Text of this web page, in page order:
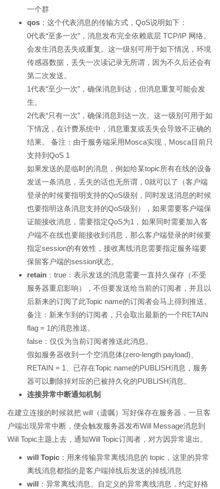
一个群
qos ：这个代表消息的传输方式，QoS说明如下：
0代表“至多一次”，消息发布完全依赖底层 TCP/IP 网络。
会发生消息丢失或重复。这一级别可用于如下情况，环境
传感器数据，丢失一次读记录无所谓，因为不久后还会有
第二次发送。
1代表“至少一次”，确保消息到达，但消息重复可能会发
生。
2代表“只有一次”，确保消息到达一次。这一级别可用于如
下情况，在计费系统中，消息重复或丢失会导致不正确的
结果。 备注：由于服务端采用Mosca实现，Mosca目前只
支持到QoS 1
如果发送的是临时的消息，例如给某topic所有在线的设备
发送一条消息，丢失的话也无所谓，0就可以了（客户端
登录的时候要指明支持的QoS级别，同时发送消息的时候
也要指明这条消息支持的QoS级别），如果需要客户端保
证能接收消息，需要指定QoS为1，如果同时需要加入客
户端不在线也要能接收到消息，那么客户端登录的时候要
指定session的有效性，接收离线消息需要指定服务端要
保留客户端的session状态。
retain ：true：表示发送的消息需要一直持久保存（不受
服务器重启影响），不但要发送给当前的订阅者，并且以
后新来的订阅了此Topic name的订阅者会马上得到推送。
备注：新来乍到的订阅者，只会取出最新的一个RETAIN
flag = 1的消息推送。
false：仅仅为当前订阅者推送此消息。
假如服务器收到一个空消息体(zero-length payload)、
RETAIN = 1、已存在Topic name的PUBLISH消息，服务
器可以删除掉对应的已被持久化的PUBLISH消息。
连接异常中断通知机制
在建立连接的时候就把 will（遗嘱）写好保存在服务器，一旦客
户端出现异常中断，便会触发服务器发布Will Message消息到
Will Topic主题上去，通知Will Topic订阅者，对方因异常退出。
will Topic ：用来传输异常离线消息的 topic，这里的异常
离线消息都指的是客户端掉线后发送的掉线消息
will ：异常离线消息。自定义的异常离线消息，约定好格